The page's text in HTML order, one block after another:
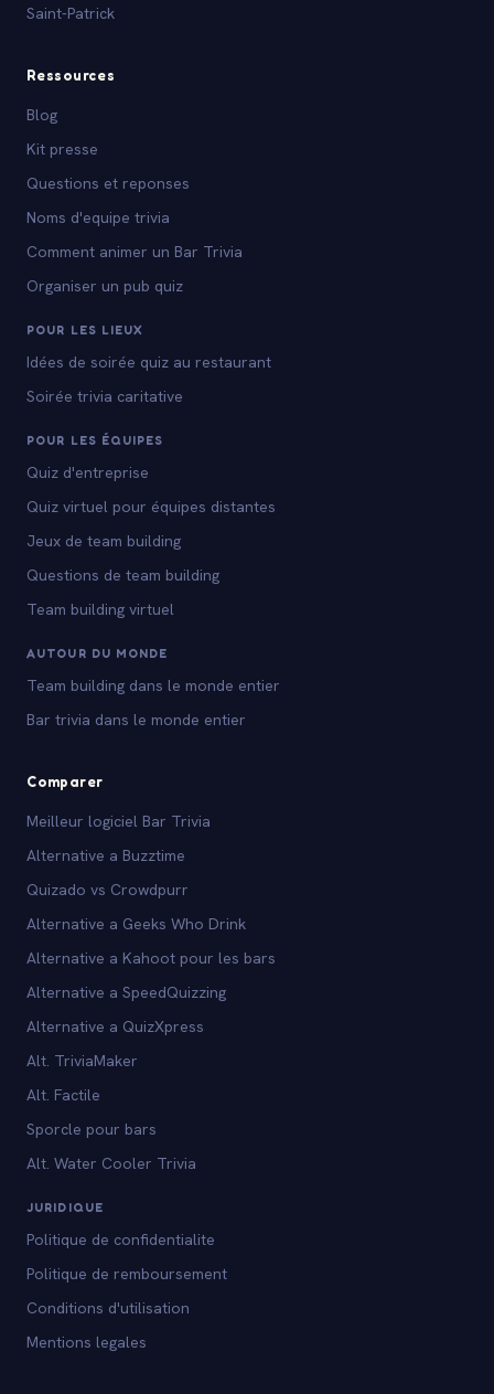
Saint-Patrick
Ressources
Blog
Kit presse
Questions et reponses
Noms d'equipe trivia
Comment animer un Bar Trivia
Organiser un pub quiz
POUR LES LIEUX
Idées de soirée quiz au restaurant
Soirée trivia caritative
POUR LES ÉQUIPES
Quiz d'entreprise
Quiz virtuel pour équipes distantes
Jeux de team building
Questions de team building
Team building virtuel
AUTOUR DU MONDE
Team building dans le monde entier
Bar trivia dans le monde entier
Comparer
Meilleur logiciel Bar Trivia
Alternative a Buzztime
Quizado vs Crowdpurr
Alternative a Geeks Who Drink
Alternative a Kahoot pour les bars
Alternative a SpeedQuizzing
Alternative a QuizXpress
Alt. TriviaMaker
Alt. Factile
Sporcle pour bars
Alt. Water Cooler Trivia
JURIDIQUE
Politique de confidentialite
Politique de remboursement
Conditions d'utilisation
Mentions legales